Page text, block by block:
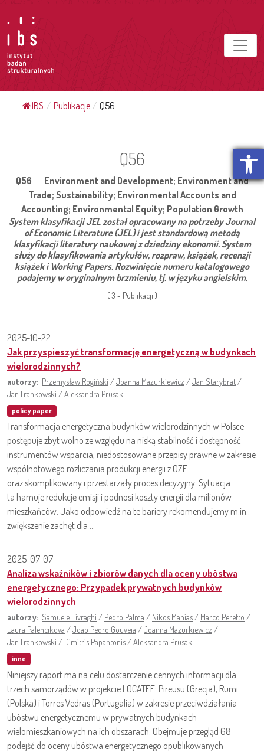
Otwórz
IBS / Publikacje / Q56
Q56
Q56 Environment and Development; Environment and
Trade; Sustainability; Environmental Accounts and
Accounting; Environmental Equity; Population Growth
System klasyfikacji JEL został opracowany na potrzeby Journal
of Economic Literature (JEL) i jest standardową metodą
klasyfikacji literatury naukowej z dziedziny ekonomii. System
służy do klasyfikowania artykułów, rozpraw, książek, recenzji
książek i Working Papers. Rozwinięcie numeru katalogowego
podajemy w oryginalnym brzmieniu, tj. w języku angielskim.
( 3 - Publikacji )
2025-10-22
Jak przyspieszyć transformację energetyczną w budynkach
wielorodzinnych?
autorzy: Przemysław Rogiński /Joanna Mazurkiewicz /Jan Starybrat /
Jan Frankowski /Aleksandra Prusak
policy paper
Transformacja energetyczna budynków wielorodzinnych w Polsce
postępuje zbyt wolno ze względu na niską stabilność i dostępność
instrumentów wsparcia, niedostosowane przepisy prawne w zakresie
wspólnotowego rozliczania produkcji energii z OZE
oraz skomplikowany i przestarzały proces decyzyjny. Sytuacja
ta hamuje redukcję emisji i podnosi koszty energii dla milionów
mieszkańców. Jako odpowiedź na te bariery rekomendujemy m.in.:
zwiększenie zachęt dla ...
2025-07-07
Analiza wskaźników i zbiorów danych dla oceny ubóstwa
energetycznego: Przypadek prywatnych budynków
wielorodzinnych
autorzy: Samuele Livraghi / Pedro Palma / Nikos Manias / Marco Peretto /
Laura Palencikova /João Pedro Gouveia /Joanna Mazurkiewicz /
Jan Frankowski / Dimitris Papantonis /Aleksandra Prusak
inne
Niniejszy raport ma na celu dostarczenie cennych informacji dla
trzech samorządów w projekcie LOCATEE: Pireusu (Grecja), Rumi
(Polska) i Torres Vedras (Portugalia) w zakresie przeciwdziałania
ubóstwu energetycznemu w prywatnych budynkach
wielomieszkaniowych na ich obszarach. Obejmuje przegląd 68
podejść do oceny ubóstwa energetycznego opublikowanych